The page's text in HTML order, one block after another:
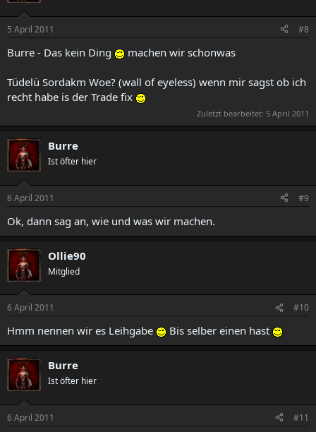
5 April 2011 #8
Burre - Das kein Ding machen wir schonwas
Tüdelü Sordakm Woe? (wall of eyeless) wenn mir sagst ob ich
recht habe is der Trade fix
Zuletzt bearbeitet: 5 April 2011
Burre
Ist öfter hier
6 April 2011 #9
Ok, dann sag an, wie und was wir machen.
Ollie90
Mitglied
6 April 2011 #10
Hmm nennen wir es Leihgabe Bis selber einen hast
Burre
Ist öfter hier
6 April 2011 #11